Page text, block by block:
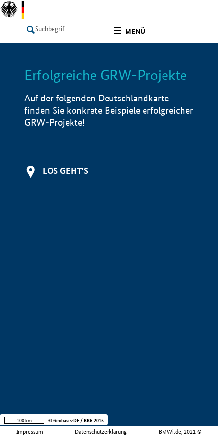
MENÜ
LISTE Info
Erfolgreiche GRW-Projekte
Auf der folgenden Deutschlandkarte
finden Sie konkrete Beispiele erfolgreicher
GRW-Projekte!
LOS GEHT'S
Impressum Datenschutzerklärung BMWi.de, 2021 ©
100 km © Geobasis-DE / BKG 2015